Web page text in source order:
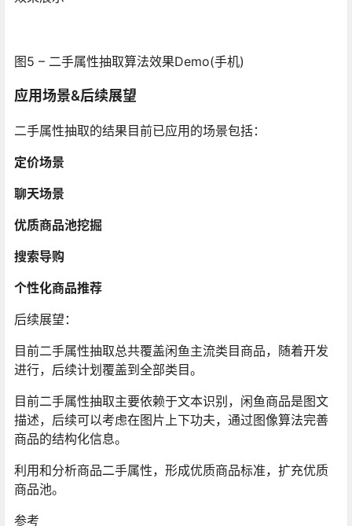
图5 – 二手属性抽取算法效果Demo(手机)
应用场景&后续展望
二手属性抽取的结果目前已应用的场景包括：
定价场景
聊天场景
优质商品池挖掘
搜索导购
个性化商品推荐
后续展望：
目前二手属性抽取总共覆盖闲鱼主流类目商品，随着开发
进行，后续计划覆盖到全部类目。
目前二手属性抽取主要依赖于文本识别，闲鱼商品是图文
描述，后续可以考虑在图片上下功夫，通过图像算法完善
商品的结构化信息。
利用和分析商品二手属性，形成优质商品标准，扩充优质
商品池。
参考